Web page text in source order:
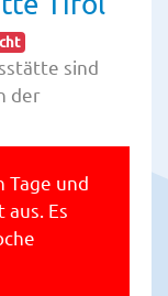
sind
der
Tage und
Es